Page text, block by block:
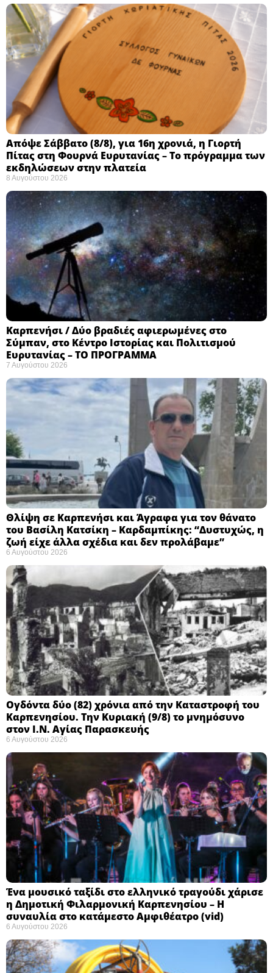
Απόψε Σάββατο (8/8), για 16η χρονιά, η Γιορτή
Πίτας στη Φουρνά Ευρυτανίας – Το πρόγραμμα των
εκδηλώσεων στην πλατεία
8 Αυγούστου 2026
Καρπενήσι / Δύο βραδιές αφιερωμένες στο
Σύμπαν, στο Κέντρο Ιστορίας και Πολιτισμού
Ευρυτανίας – ΤΟ ΠΡΟΓΡΑΜΜΑ
7 Αυγούστου 2026
Θλίψη σε Καρπενήσι και Άγραφα για τον θάνατο
του Βασίλη Κατσίκη – Καρδαμπίκης: “Δυστυχώς, η
ζωή είχε άλλα σχέδια και δεν προλάβαμε”
6 Αυγούστου 2026
Ογδόντα δύο (82) χρόνια από την Καταστροφή του
Καρπενησίου. Την Κυριακή (9/8) το μνημόσυνο
στον Ι.Ν. Αγίας Παρασκευής
6 Αυγούστου 2026
Ένα μουσικό ταξίδι στο ελληνικό τραγούδι χάρισε
η Δημοτική Φιλαρμονική Καρπενησίου – Η
συναυλία στο κατάμεστο Αμφιθέατρο (vid)
6 Αυγούστου 2026